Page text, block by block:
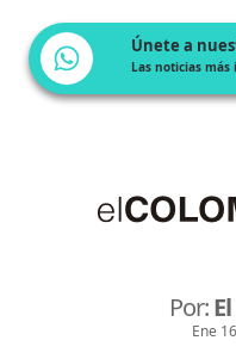
Únete a
Las noticias
Por:
Ene